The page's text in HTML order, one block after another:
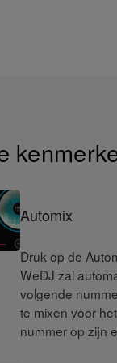
Automix
Druk op de
WeDJ zal
volgende
te mixen voor
nummer op zijn